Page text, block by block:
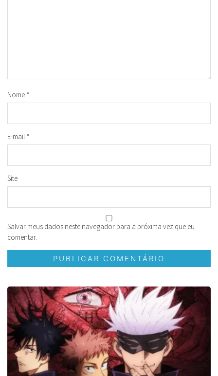
Nome *
E-mail *
Site
Salvar meus dados neste navegador para a próxima vez que eu
comentar.